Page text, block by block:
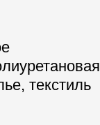
текстиль